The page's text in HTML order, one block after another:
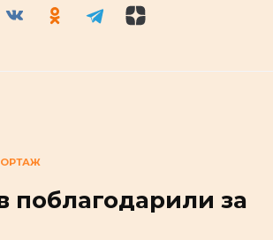
поблагодарили за